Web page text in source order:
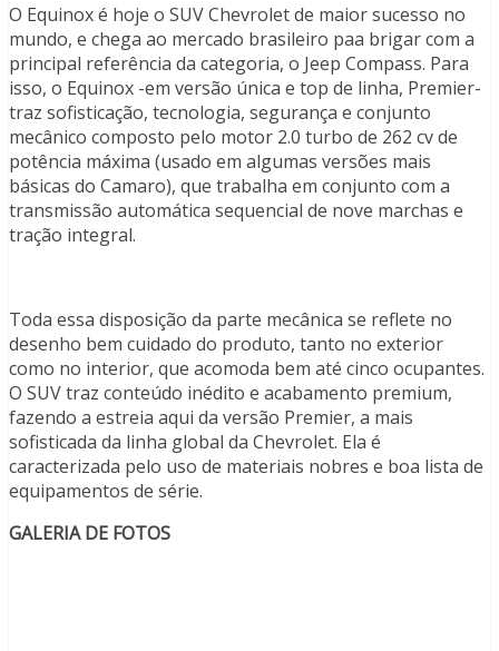
O Equinox é hoje o SUV Chevrolet de maior sucesso no
mundo, e chega ao mercado brasileiro paa brigar com a
principal referência da categoria, o Jeep Compass. Para
isso, o Equinox -em versão única e top de linha, Premier-
traz sofisticação, tecnologia, segurança e conjunto
mecânico composto pelo motor 2.0 turbo de 262 cv de
potência máxima (usado em algumas versões mais
básicas do Camaro), que trabalha em conjunto com a
transmissão automática sequencial de nove marchas e
tração integral.
Toda essa disposição da parte mecânica se reflete no
desenho bem cuidado do produto, tanto no exterior
como no interior, que acomoda bem até cinco ocupantes.
O SUV traz conteúdo inédito e acabamento premium,
fazendo a estreia aqui da versão Premier, a mais
sofisticada da linha global da Chevrolet. Ela é
caracterizada pelo uso de materiais nobres e boa lista de
equipamentos de série.
GALERIA DE FOTOS